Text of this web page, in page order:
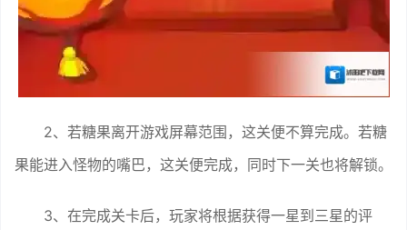
2、若糖果离开游戏屏幕范围，这关便不算完成。若糖
果能进入怪物的嘴巴，这关便完成，同时下一关也将解锁。
3、在完成关卡后，玩家将根据获得一星到三星的评